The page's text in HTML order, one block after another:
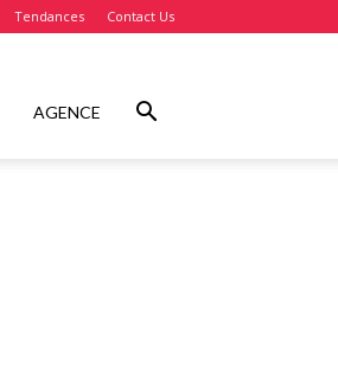
Tendances Contact Us
AGENCE